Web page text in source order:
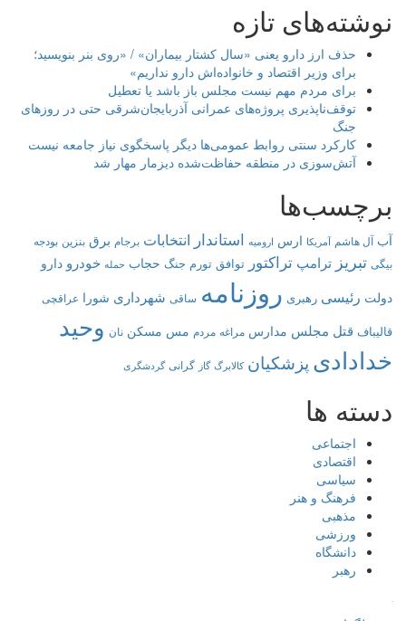
نوشته‌های تازه
حذف ارز دارو یعنی «سال کشتار بیماران» / «روی بنر بنویسید؛
برای وزیر اقتصاد و خانواده‌اش دارو نداریم»
برای مردم مهم نیست مجلس باز باشد یا تعطیل
توقف‌ناپذیری پروژه‌های عمرانی آذربایجان‌شرقی حتی در روزهای
جنگ
کارکرد سنتی روابط عمومی‌ها دیگر پاسخگوی نیاز جامعه نیست
آتش‌سوزی در منطقه حفاظت‌شده دیزمار مهار شد
برچسب‌ها
آب آل هاشم آمریکا ارس ارومیه استاندار انتخابات برجام برق بنزین بودجه
بیگی تبریز ترامپ تراکتور توافق تورم جنگ حجاب حمله خودرو دارو
دولت رئیسی رهبری روزنامه ساقی شهرداری شورا عراقچی
قالیباف قتل مجلس مدارس مراغه مردم مس مسکن نان وحید
خدادادی پزشکیان کالابرگ گاز گرانی گردشگری
دسته ها
اجتماعی
اقتصادی
سیاسی
فرهنگ و هنر
مذهبی
ورزشی
دانشگاه
رهبر